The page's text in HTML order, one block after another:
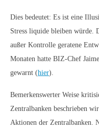
Dies bedeutet: Es ist eine
Stress liquide bleiben würde.
außer Kontrolle geratene
Monaten hatte BIZ-Chef
gewarnt (hier).
Bemerkenswerter Weise
Zentralbanken beschrieben
Aktionen der Zentralbanken.